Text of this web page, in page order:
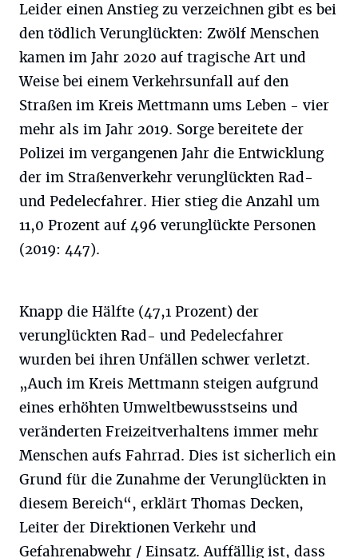
Leider einen Anstieg zu verzeichnen gibt es bei
den tödlich Verunglückten: Zwölf Menschen
kamen im Jahr 2020 auf tragische Art und
Weise bei einem Verkehrsunfall auf den
Straßen im Kreis Mettmann ums Leben - vier
mehr als im Jahr 2019. Sorge bereitete der
Polizei im vergangenen Jahr die Entwicklung
der im Straßenverkehr verunglückten Rad-
und Pedelecfahrer. Hier stieg die Anzahl um
11,0 Prozent auf 496 verunglückte Personen
(2019: 447).
Knapp die Hälfte (47,1 Prozent) der
verunglückten Rad- und Pedelecfahrer
wurden bei ihren Unfällen schwer verletzt.
„Auch im Kreis Mettmann steigen aufgrund
eines erhöhten Umweltbewusstseins und
veränderten Freizeitverhaltens immer mehr
Menschen aufs Fahrrad. Dies ist sicherlich ein
Grund für die Zunahme der Verunglückten in
diesem Bereich“, erklärt Thomas Decken,
Leiter der Direktionen Verkehr und
Gefahrenabwehr / Einsatz. Auffällig ist, dass